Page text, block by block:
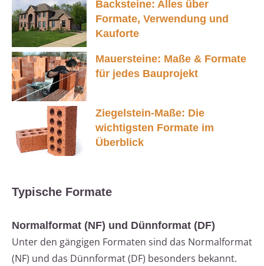
Backsteine: Alles über
Formate, Verwendung und
Kauforte
Mauersteine: Maße & Formate
für jedes Bauprojekt
Ziegelstein-Maße: Die
wichtigsten Formate im
Überblick
Typische Formate
Normalformat (NF) und Dünnformat (DF)
Unter den gängigen Formaten sind das Normalformat
(NF) und das Dünnformat (DF) besonders bekannt.